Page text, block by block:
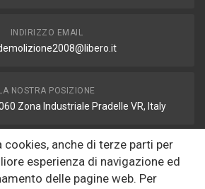
INDIRIZZO EMAIL
LA NOSTRA POSIZIONE
Zona Industriale Pradelle VR, Italy
FAXanche di terze parti per
esperienza di navigazione ed
delle pagine web. Per